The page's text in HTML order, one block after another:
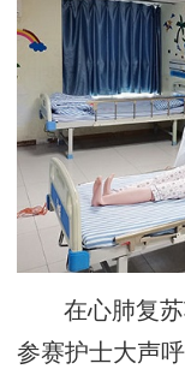
在心肺复
参赛护士大声